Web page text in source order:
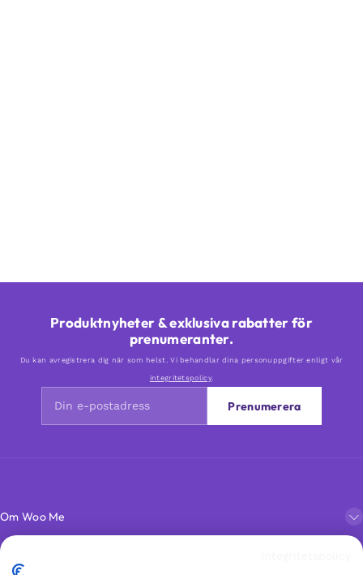
Produktnyheter & exklusiva rabatter för
prenumeranter.
Du kan avregistrera dig när som helst. Vi behandlar dina personuppgifter enligt vår
integritetspolicy.
Prenumerera
Om Woo Me
Kundservice